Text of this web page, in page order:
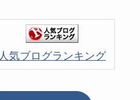
人気ブログランキング